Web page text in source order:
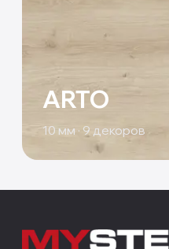
ARTO
10 мм · 9 декоров